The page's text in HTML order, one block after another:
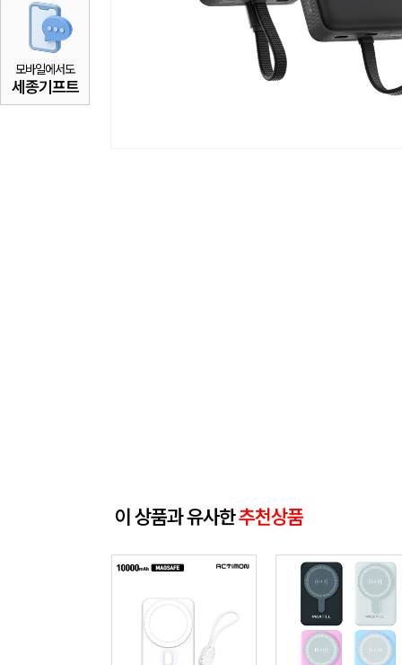
모바일에서도
세종기프트
이 상품과 유사한추천상품